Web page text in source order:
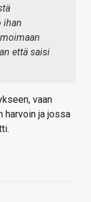
ihan
että saisi
vaan
harvoin ja jossa